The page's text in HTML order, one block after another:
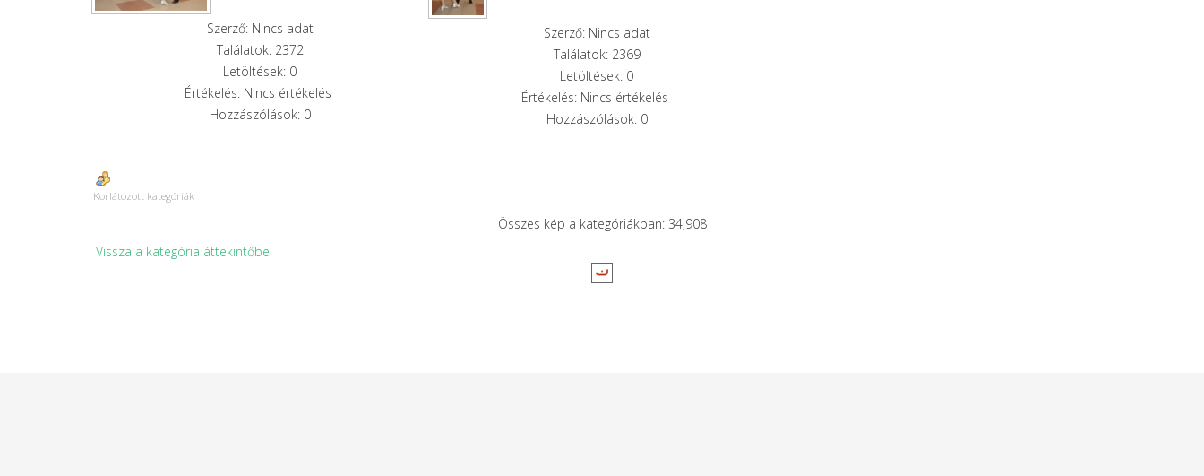
Szerző: Nincs adat
Találatok: 2372
Letöltések: 0
Értékelés: Nincs értékelés
Hozzászólások: 0
Szerző: Nincs adat
Találatok: 2369
Letöltések: 0
Értékelés: Nincs értékelés
Hozzászólások: 0
Korlátozott kategóriák
Összes kép a kategóriákban: 34,908
Vissza a kategória áttekintőbe